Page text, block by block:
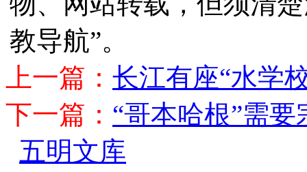
教导航”。
上一篇： 长江有座“水学
下一篇： “哥本哈根”需要
五明文库